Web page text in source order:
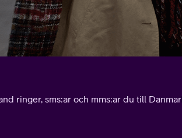
ringer, sms:ar och mms:ar du till